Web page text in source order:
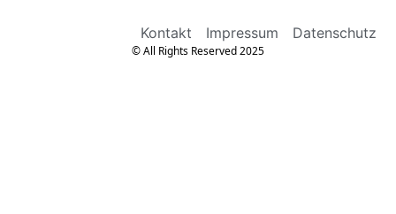
Kontakt Impressum Datenschutz
© All Rights Reserved 2025